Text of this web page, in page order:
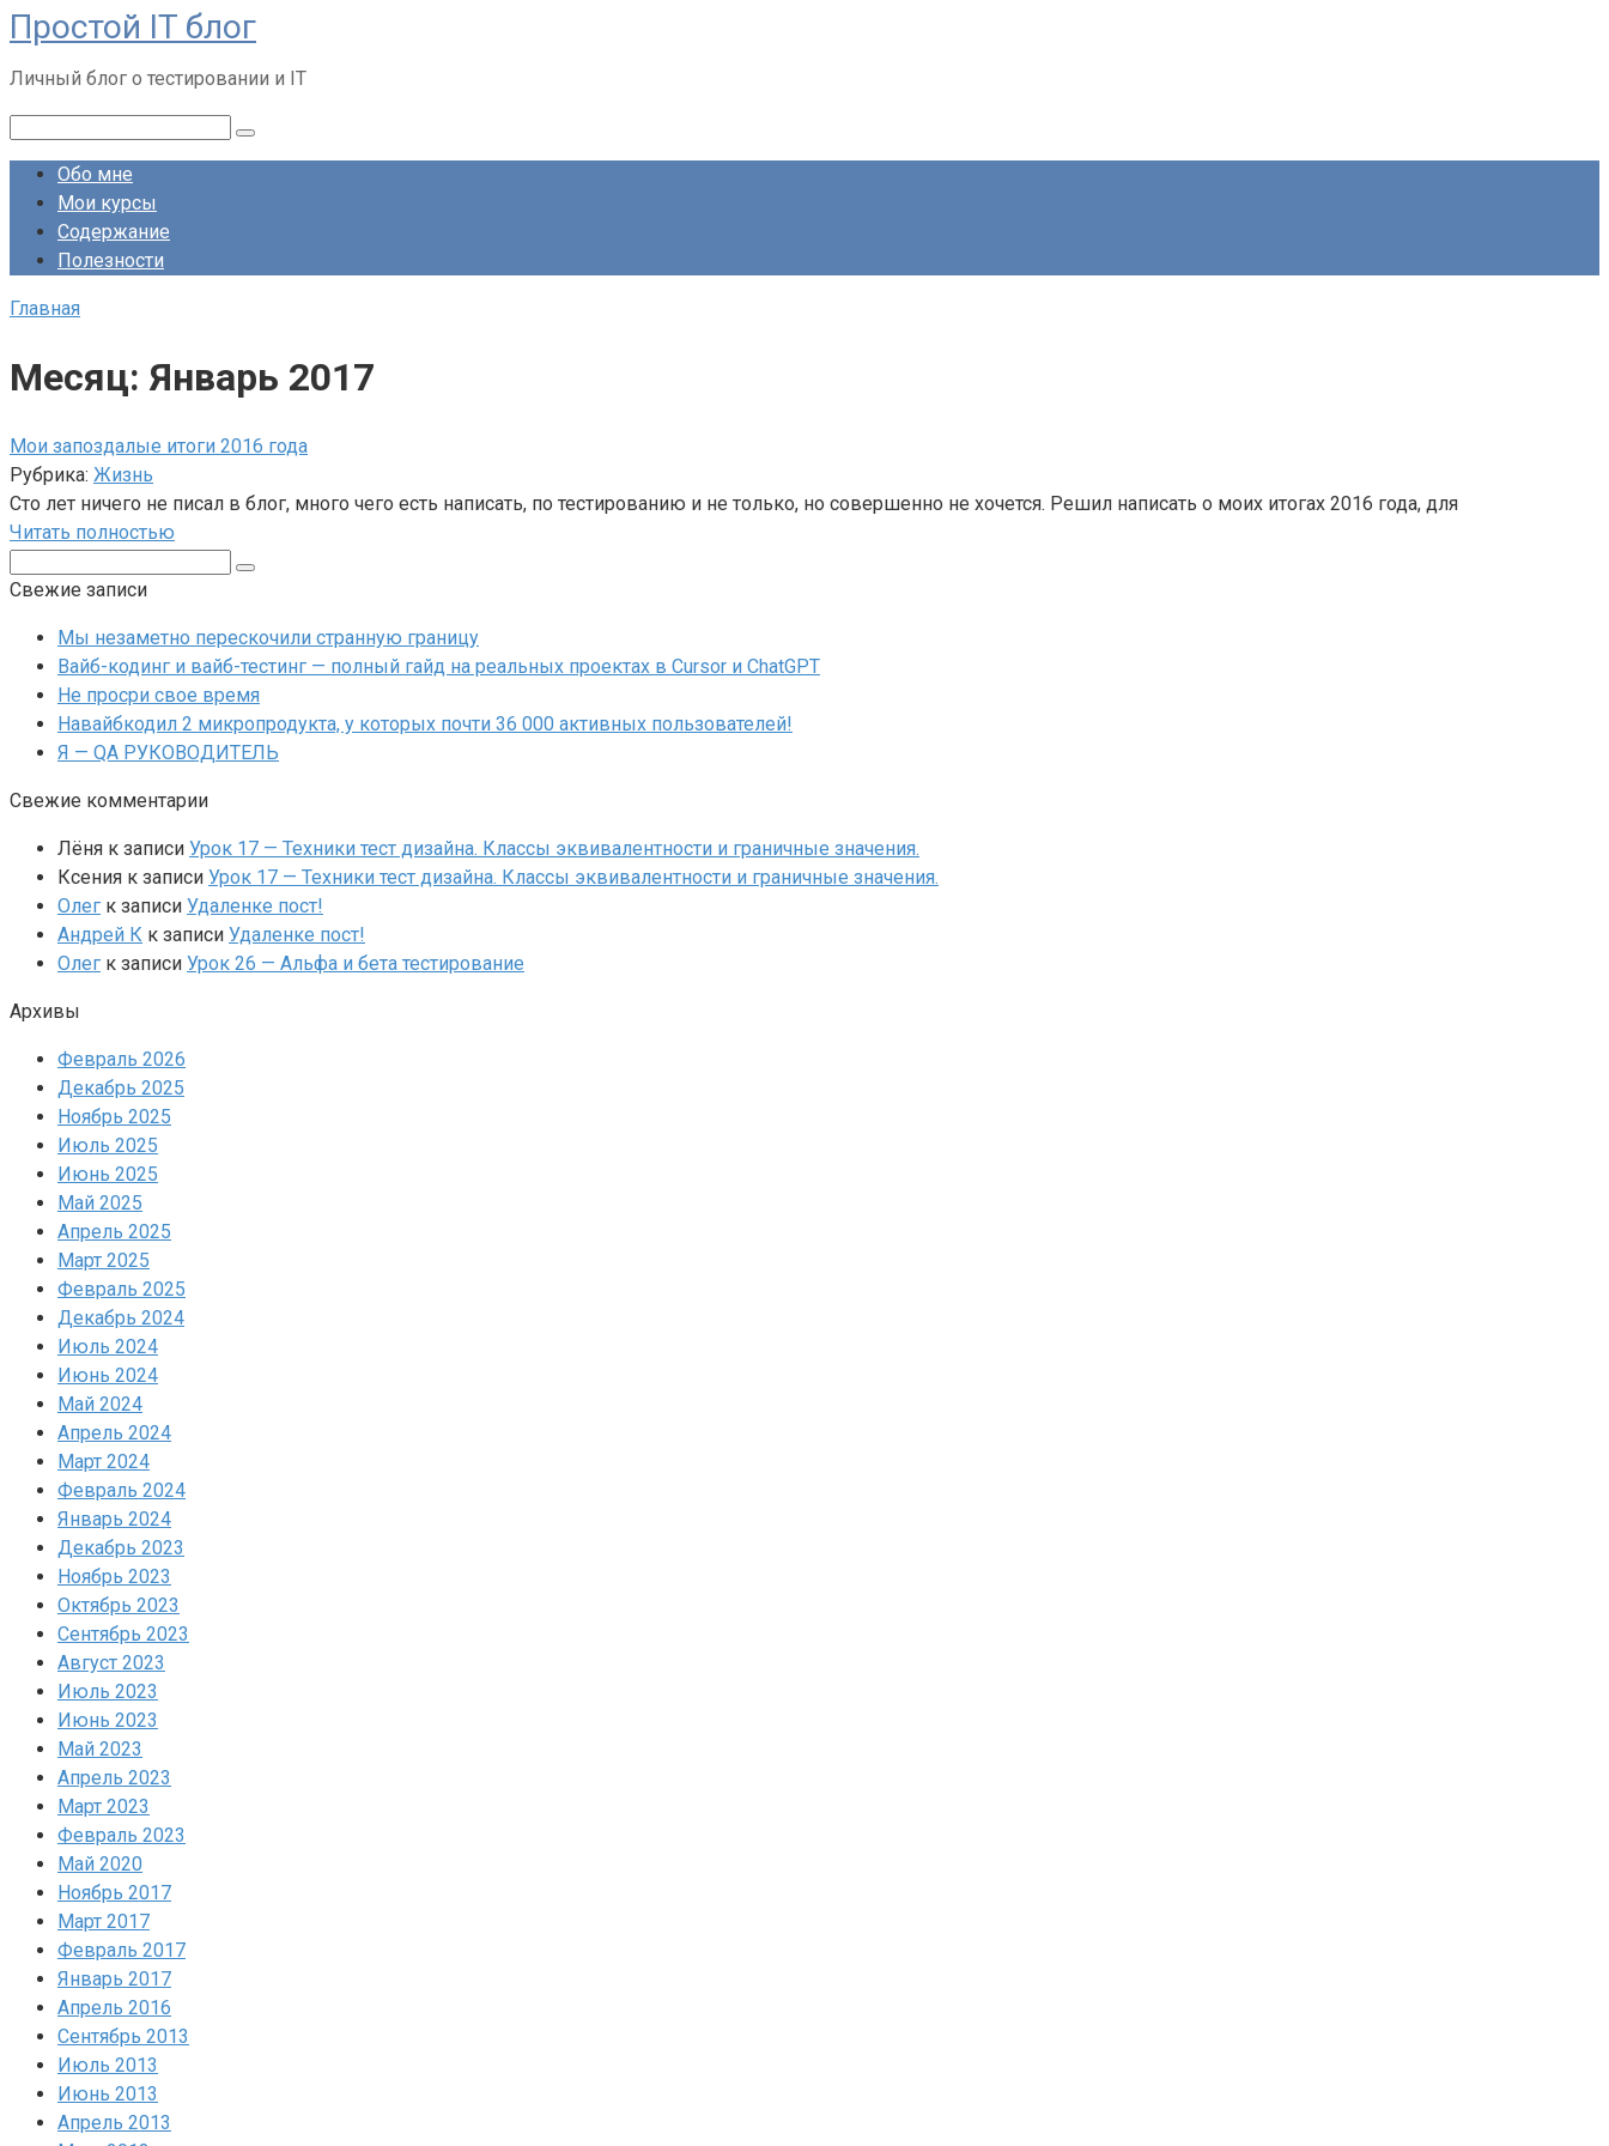
Перейти
к
контенту
Простой IT блог
Личный блог о тестировании и IT
Обо мне
Мои курсы
Содержание
Полезности
Главная
Месяц:Январь 2017
Мои запоздалые итоги 2016 года
Рубрика: Жизнь
Сто лет ничего не писал в блог, много чего есть написать, по тестированию и не только, но совершенно не хочется. Решил написать о моих итогах 2016 года, для
Читать полностью
Свежие записи
Мы незаметно перескочили странную границу
Вайб-кодинг и вайб-тестинг — полный гайд на реальных проектах в Cursor и ChatGPT
Не просри свое время
Навайбкодил 2 микропродукта, у которых почти 36 000 активных пользователей!
Я — QA РУКОВОДИТЕЛЬ
Свежие комментарии
Лёня к записи Урок 17 — Техники тест дизайна. Классы эквивалентности и граничные значения.
Ксения к записи Урок 17 — Техники тест дизайна. Классы эквивалентности и граничные значения.
Олег к записи Удаленке пост!
Андрей К к записи Удаленке пост!
Олег к записи Урок 26 — Альфа и бета тестирование
Архивы
Февраль 2026
Декабрь 2025
Ноябрь 2025
Июль 2025
Июнь 2025
Май 2025
Апрель 2025
Март 2025
Февраль 2025
Декабрь 2024
Июль 2024
Июнь 2024
Май 2024
Апрель 2024
Март 2024
Февраль 2024
Январь 2024
Декабрь 2023
Ноябрь 2023
Октябрь 2023
Сентябрь 2023
Август 2023
Июль 2023
Июнь 2023
Май 2023
Апрель 2023
Март 2023
Февраль 2023
Май 2020
Ноябрь 2017
Март 2017
Февраль 2017
Январь 2017
Апрель 2016
Сентябрь 2013
Июль 2013
Июнь 2013
Апрель 2013